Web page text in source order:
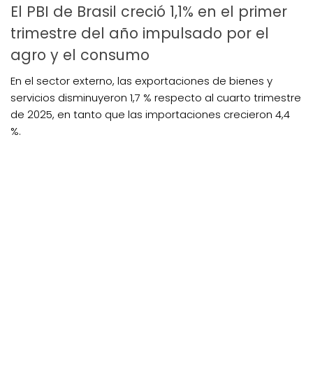
El PBI de Brasil creció 1,1% en el primer
trimestre del año impulsado por el
agro y el consumo
En el sector externo, las exportaciones de bienes y
servicios disminuyeron 1,7 % respecto al cuarto trimestre
de 2025, en tanto que las importaciones crecieron 4,4
%.